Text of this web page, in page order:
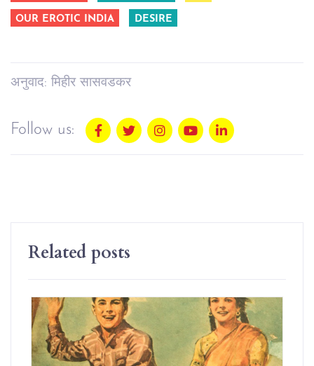
OUR EROTIC INDIA DESIRE
अनुवाद: मिहीर सासवडकर
Follow us:
Related posts